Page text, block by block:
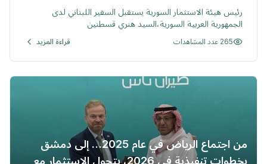
رئيس هيئة الاستثمار السورية يستقبل السفير اللبناني لدى
الجمهورية العربية السورية،السيد هنري قسطنين
265 عدد المشاهدات قراءة المزيد
من اجتماع الرياض في عام 2025… إلى دمشق
بخطوات تنفيذية في 2026، يتحول الاستثمار مع